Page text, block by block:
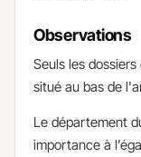
Observations
​Seuls les
situé au bas de
Le département
importance à